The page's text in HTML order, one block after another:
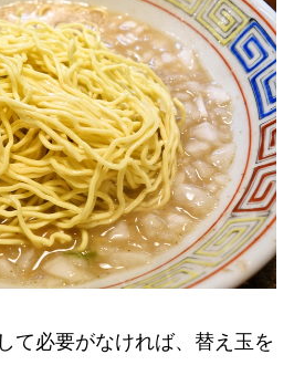
て必要がなければ、替え玉を